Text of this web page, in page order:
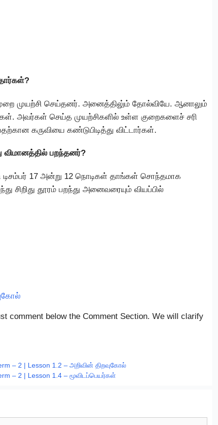
முயற்சி செய்தனர். அனைத்திலு்ம் தோல்வியே. ஆனாலும்
அவர்கள் செய்த முயற்சிகளில் உள்ள குறைகளைச் சரி
கருவியை கண்டுபிடித்து விட்டார்கள்.
விமானத்தில் பறந்தனர்?
17 அன்று 12 நொடிகள் தாங்கள் சொந்தமாக
சிறிது தூரம் பறந்து அனைவரையும் வியப்பில்
comment below the Comment Section. We will clarify
– 2 | Lesson 1.2 – அறிவின் திறவுகோல்
– 2 | Lesson 1.4 – மூவிடப்பெயர்கள்